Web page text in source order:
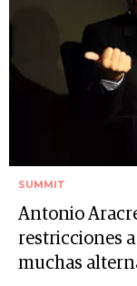
SUMMIT
Antonio
restricciones
muchas